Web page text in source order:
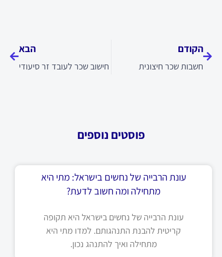
הקודם
חשבות שכר חיצונית
הבא
חישוב שכר לעובד זר סיעודי
פוסטים נוספים
עונת הרבייה של נחשים בישראל: מתי היא
מתחילה ומה חשוב לדעת?
עונת הרבייה של נחשים בישראל היא תקופה
קריטית להבנת התנהגותם. למדו מתי היא
מתחילה ואיך להתנהג נכון.